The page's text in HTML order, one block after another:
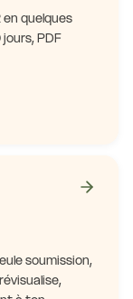
quelques
PDF
soumission,